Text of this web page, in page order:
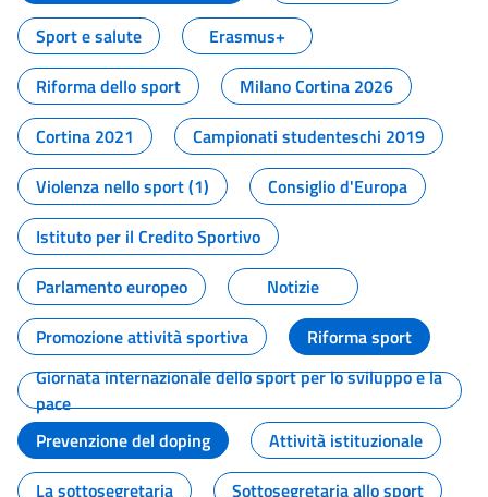
Sport e salute
Erasmus+
Riforma dello sport
Milano Cortina 2026
Cortina 2021
Campionati studenteschi 2019
Violenza nello sport (1)
Consiglio d'Europa
Istituto per il Credito Sportivo
Parlamento europeo
Notizie
Promozione attività sportiva
Riforma sport
Giornata internazionale dello sport per lo sviluppo e la
pace
Prevenzione del doping
Attività istituzionale
La sottosegretaria
Sottosegretaria allo sport